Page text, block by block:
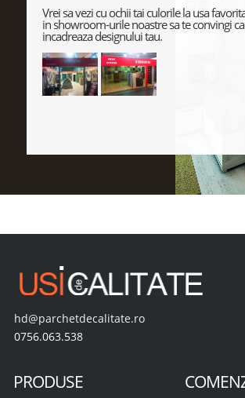
Vrei sa vezi cu ochii tai culorile la usa
in showroom-urile noastre sa te convingi
incadreaza designului tau.
hd@parchetdecalitate.ro
0756.063.538
PRODUSE